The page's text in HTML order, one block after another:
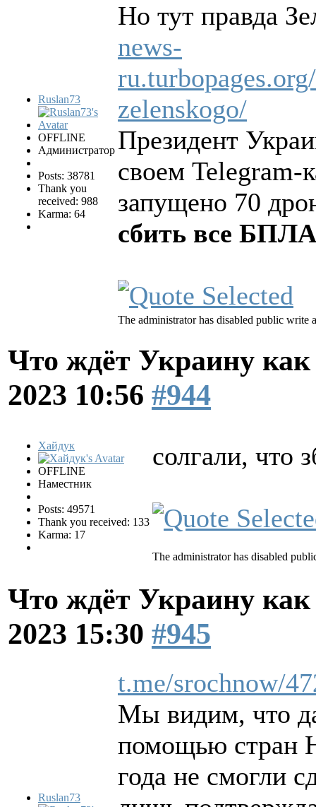
Ruslan73
OFFLINE
Администратор
Posts: 38781
Thank you
received: 988
Karma: 64
Но тут правда
news-
zelenskogo/
Президент
своем Telegram-
запущено 70
сбить все
The administrator has disabled public write
Что ждёт Украину
2023 10:56 #944
Хайдук
OFFLINE
Наместник
Posts: 49571
Thank you received: 133
Karma: 17
солгали, что
The administrator has disabled
Что ждёт Украину
2023 15:30 #945
Ruslan73
t.me/srochnow/
Мы видим, что
помощью стран
года не смогли